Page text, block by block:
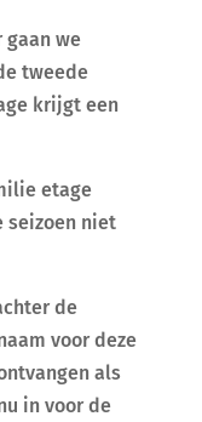
we
tweede
krijgt een
etage
seizoen niet
de
voor deze
als
in voor de